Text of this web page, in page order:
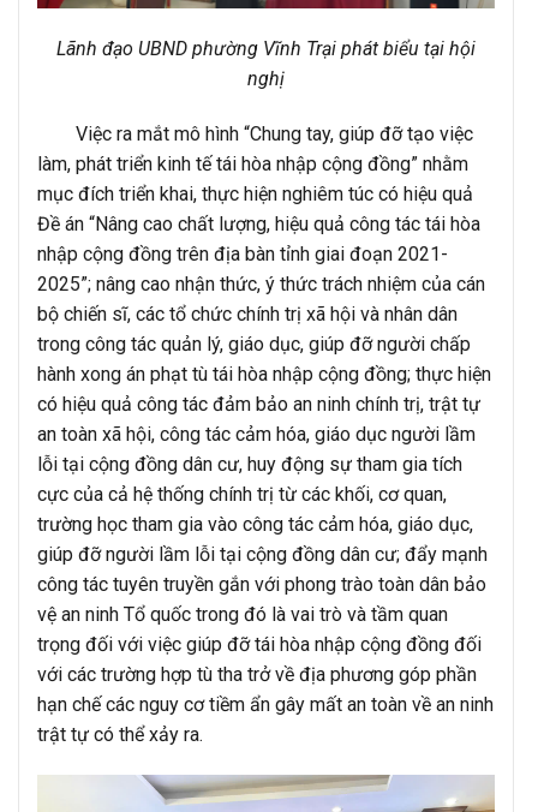
Lãnh đạo UBND phường Vĩnh Trại phát biểu tại hội
nghị
Việc ra mắt mô hình “Chung tay, giúp đỡ tạo việc
làm, phát triển kinh tế tái hòa nhập cộng đồng” nhằm
mục đích triển khai, thực hiện nghiêm túc có hiệu quả
Đề án “Nâng cao chất lượng, hiệu quả công tác tái hòa
nhập cộng đồng trên địa bàn tỉnh giai đoạn 2021-
2025”; nâng cao nhận thức, ý thức trách nhiệm của cán
bộ chiến sĩ, các tổ chức chính trị xã hội và nhân dân
trong công tác quản lý, giáo dục, giúp đỡ người chấp
hành xong án phạt tù tái hòa nhập cộng đồng; thực hiện
có hiệu quả công tác đảm bảo an ninh chính trị, trật tự
an toàn xã hội, công tác cảm hóa, giáo dục người lầm
lỗi tại cộng đồng dân cư, huy động sự tham gia tích
cực của cả hệ thống chính trị từ các khối, cơ quan,
trường học tham gia vào công tác cảm hóa, giáo dục,
giúp đỡ người lầm lỗi tại cộng đồng dân cư; đẩy mạnh
công tác tuyên truyền gắn với phong trào toàn dân bảo
vệ an ninh Tổ quốc trong đó là vai trò và tầm quan
trọng đối với việc giúp đỡ tái hòa nhập cộng đồng đối
với các trường hợp tù tha trở về địa phương góp phần
hạn chế các nguy cơ tiềm ẩn gây mất an toàn về an ninh
trật tự có thể xảy ra.